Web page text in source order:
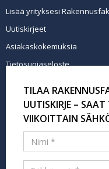
Lisää yrityksesi
Uutiskirjeet
Asiakaskokemuksia
Tietosuojaseloste
Tilaa uutiskirje
TILAA
UUTISKIRJE –
VIIKOITTAIN